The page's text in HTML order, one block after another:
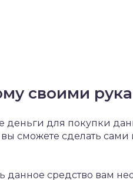
своими
деньги для покупки
сможете сделать сами
данное средство вам